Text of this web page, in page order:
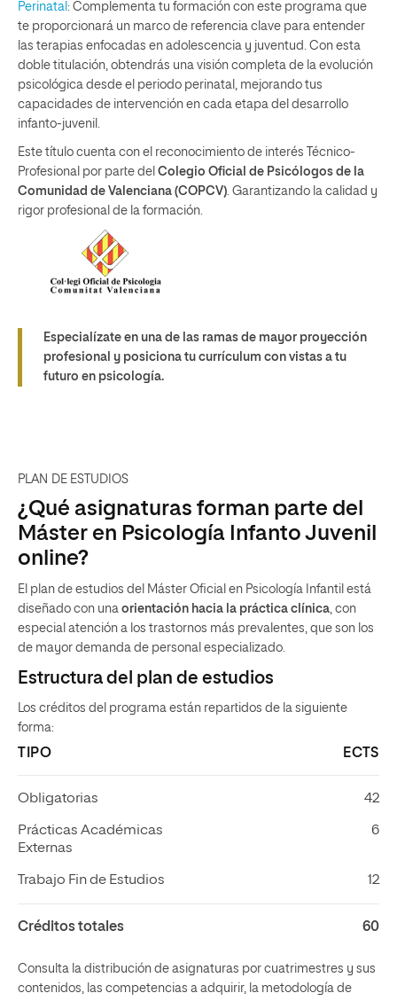
Perinatal : Complementa tu formación con este programa que
te proporcionará un marco de referencia clave para entender
las terapias enfocadas en adolescencia y juventud. Con esta
doble titulación, obtendrás una visión completa de la evolución
psicológica desde el periodo perinatal, mejorando tus
capacidades de intervención en cada etapa del desarrollo
infanto-juvenil.
Este título cuenta con el reconocimiento de interés Técnico-
Profesional por parte del Colegio Oficial de Psicólogos de la
Comunidad de Valenciana (COPCV). Garantizando la calidad y
rigor profesional de la formación.
Especialízate en una de las ramas de mayor proyección
profesional y posiciona tu currículum con vistas a tu
futuro en psicología.
PLAN DE ESTUDIOS
¿Qué asignaturas forman parte del
Máster en Psicología Infanto Juvenil
online?
El plan de estudios del Máster Oficial en Psicología Infantil está
diseñado con una orientación hacia la práctica clínica, con
especial atención a los trastornos más prevalentes, que son los
de mayor demanda de personal especializado.
Estructura del plan de estudios
Los créditos del programa están repartidos de la siguiente
forma:
TIPO ECTS
Obligatorias 42
Prácticas Académicas
Externas
6
Trabajo Fin de Estudios 12
Créditos totales 60
Consulta la distribución de asignaturas por cuatrimestres y sus
contenidos, las competencias a adquirir, la metodología de